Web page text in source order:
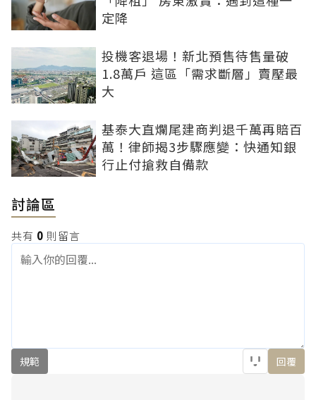
定降
投機客退場！新北預售待售量破
1.8萬戶 這區「需求斷層」賣壓最
大
基泰大直爛尾建商判退千萬再賠百
萬！律師揭3步驟應變：快通知銀
行止付搶救自備款
討論區
共有 0 則留言
規範 回覆